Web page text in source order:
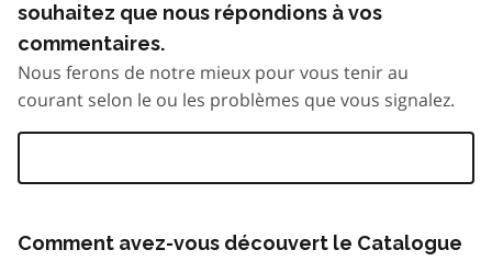
souhaitez que nous répondions à vos
commentaires.
Nous ferons de notre mieux pour vous tenir au
courant selon le ou les problèmes que vous signalez.
Comment avez-vous découvert le Catalogue